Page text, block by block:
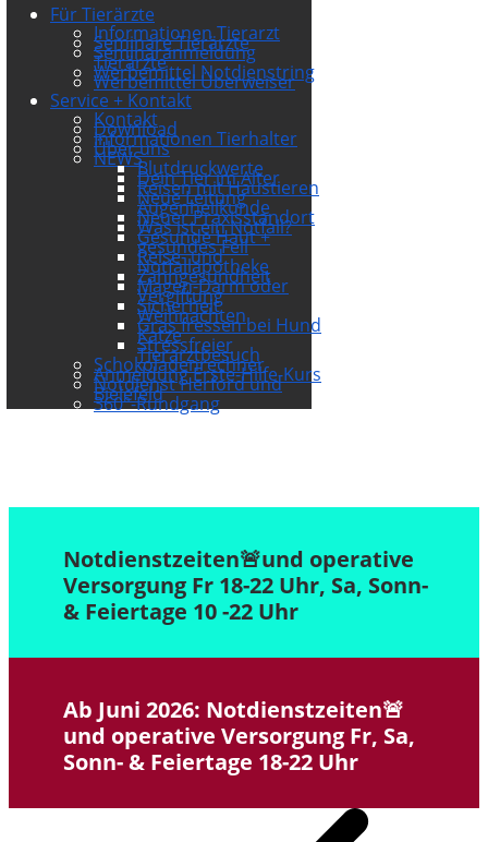
Für Tierärzte
Informationen Tierarzt
Seminare Tierärzte
Seminaranmeldung
Tierärzte
Werbemittel Notdienstring
Werbemittel Überweiser
Service + Kontakt
Kontakt
Download
Informationen Tierhalter
Über uns
NEWSBlutdruckwerte
Dein Tier im Alter
Reisen mit Haustieren
Neue Leitung
Augenheilkunde
Neuer Praxisstandort
Was ist ein Notfall?
Gesunde Haut +
gesundes Fell
Reise- und
Notfallapotheke
Zahngesundheit
Magen-Darm oder
Vergiftung
Sicherheit
Weihnachten
Gras fressen bei Hund
Katze
Stressfreier
Tierarztbesuch
Schokoladenrechner
Anmeldung Erste-Hilfe-Kurs
Notdienst Herford und
Bielefeld
360°-Rundgang
Notdienstzeiten🚨und operative
Versorgung Fr 18-22 Uhr, Sa, Sonn-
& Feiertage 10 -22 Uhr
Ab Juni 2026: Notdienstzeiten🚨
und operative Versorgung Fr, Sa,
Sonn- & Feiertage 18-22 Uhr